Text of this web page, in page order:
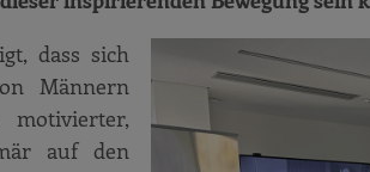
dass sich
Männern
auf den